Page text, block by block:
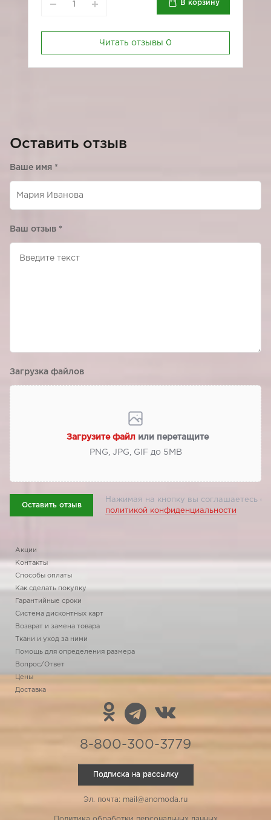
В корзину
Читать отзывы 0
Оставить отзыв
Ваше имя *
Ваш отзыв *
Загрузка файлов
Загрузите файл или перетащите
PNG, JPG, GIF до 5МВ
Оставить отзыв
Нажимая на кнопку вы соглашаетесь с
политикой конфиденциальности
Акции
Контакты
Способы оплаты
Как сделать покупку
Гарантийные сроки
Система дисконтных карт
Возврат и замена товара
Ткани и уход за ними
Помощь для определения размера
Вопрос/Ответ
Цены
Доставка
8-800-300-3779
Подписка на рассылку
Эл. почта: mail@anomoda.ru